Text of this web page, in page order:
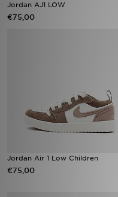
Jordan AJ1 LOW
€75,00
Jordan Air 1 Low Children
€75,00
Wie wij zijn